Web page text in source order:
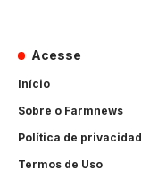
Acesse
Início
Sobre o Farmnews
Política de
Termos de Uso